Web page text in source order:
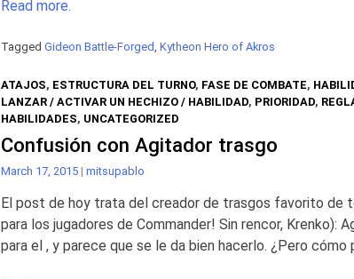
Read more.
Tagged Gideon Battle-Forged, Kytheon Hero of Akros
ATAJOS, ESTRUCTURA DEL TURNO, FASE DE COMBATE,
LANZAR / ACTIVAR UN HECHIZO / HABILIDAD, PRIORIDAD,
HABILIDADES, UNCATEGORIZED
Confusión con Agitador trasgo
March 17, 2015 | mitsupablo
El post de hoy trata del creador de trasgos favorito de
para los jugadores de Commander! Sin rencor, Krenko):
para el , y parece que se le da bien hacerlo. ¿Pero